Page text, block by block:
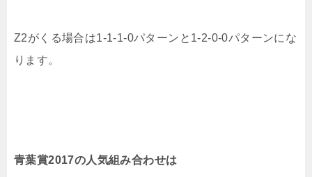
Z2がくる場合は1-1-1-0パターンと1-2-0-0パターンにな
ります。
青葉賞2017の人気組み合わせは